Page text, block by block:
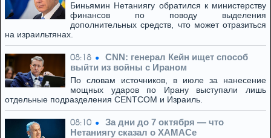
Биньямин Нетаниягу обратился к министерству
финансов по поводу выделения
дополнительных средств, что может отразиться
на израильтянах.
08:18
CNN: генерал Кейн ищет способ
выйти из войны с Ираном
По словам источников, в июле за нанесение
мощных ударов по Ирану выступали лишь
отдельные подразделения CENTCOM и Израиль.
08:10
За дни до 7 октября — что
Нетаниягу сказал о ХАМАСе